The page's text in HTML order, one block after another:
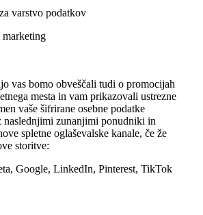
varstvo podatkov
marketing
vas bomo obveščali tudi o promocijah
mesta in vam prikazovali ustrezne
vaše šifrirane osebne podatke
naslednjimi zunanjimi ponudniki in
spletne oglaševalske kanale, če že
storitve:
Google, LinkedIn, Pinterest, TikTok